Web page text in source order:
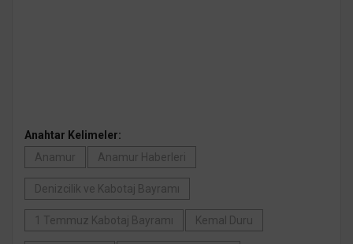
Anahtar Kelimeler:
Anamur
Anamur Haberleri
Denizcilik ve Kabotaj Bayramı
1 Temmuz Kabotaj Bayramı Kemal Duru